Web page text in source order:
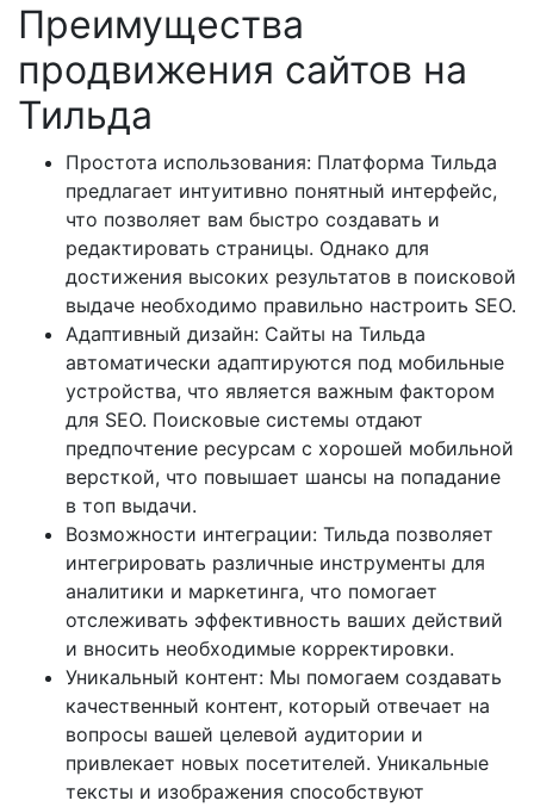
Преимущества
продвижения сайтов на
Тильда
Простота использования: Платформа Тильда
предлагает интуитивно понятный интерфейс,
что позволяет вам быстро создавать и
редактировать страницы. Однако для
достижения высоких результатов в поисковой
выдаче необходимо правильно настроить SEO.
Адаптивный дизайн: Сайты на Тильда
автоматически адаптируются под мобильные
устройства, что является важным фактором
для SEO. Поисковые системы отдают
предпочтение ресурсам с хорошей мобильной
версткой, что повышает шансы на попадание
в топ выдачи.
Возможности интеграции: Тильда позволяет
интегрировать различные инструменты для
аналитики и маркетинга, что помогает
отслеживать эффективность ваших действий
и вносить необходимые корректировки.
Уникальный контент: Мы помогаем создавать
качественный контент, который отвечает на
вопросы вашей целевой аудитории и
привлекает новых посетителей. Уникальные
тексты и изображения способствуют